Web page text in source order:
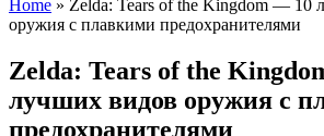
Home » Zelda: Tears of the Kingdom — 10
оружия с плавкими предохранителями
Zelda: Tears of the
лучших видов оружия с
предохранителями